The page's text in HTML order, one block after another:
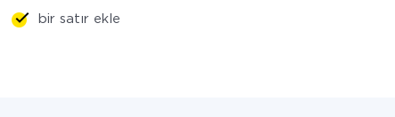
bir satır ekle